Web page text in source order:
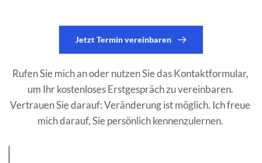
Jetzt Termin vereinbaren
Rufen Sie mich an oder nutzen Sie das Kontaktformular,
um Ihr kostenloses Erstgespräch zu vereinbaren.
Vertrauen Sie darauf: Veränderung ist möglich. Ich freue
mich darauf, Sie persönlich kennenzulernen.